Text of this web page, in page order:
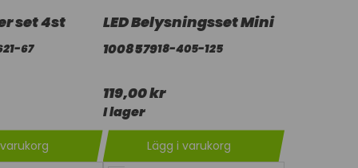
set 4st
67
LED Belysningsset Mini
100857918-405-125
119,00 kr
I lager
Lägg i varukorg